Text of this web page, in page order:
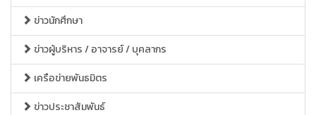
ข่าวนักศึกษา
ข่าวผู้บริหาร / อาจารย์ / บุคลากร
เครือข่ายพันธมิตร
ข่าวประชาสัมพันธ์